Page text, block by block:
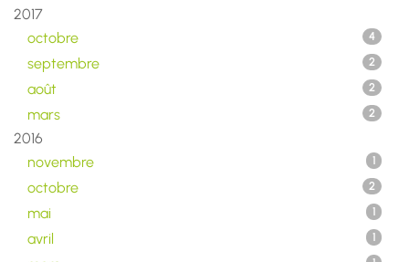
2017
octobre
4
septembre 2
août 2
mars 2
2016
novembre
1
octobre 2
mai 1
avril 1